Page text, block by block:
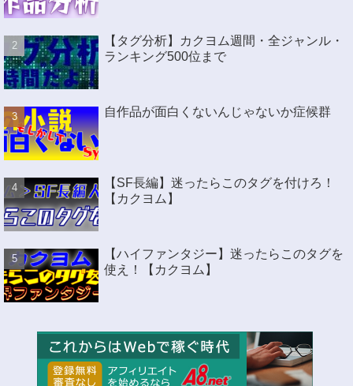
【タグ分析】カクヨム週間・全ジャンル・
ランキング500位まで
自作品が面白くないんじゃないか症候群
【SF長編】迷ったらこのタグを付けろ！
【カクヨム】
【ハイファンタジー】迷ったらこのタグを
使え！【カクヨム】